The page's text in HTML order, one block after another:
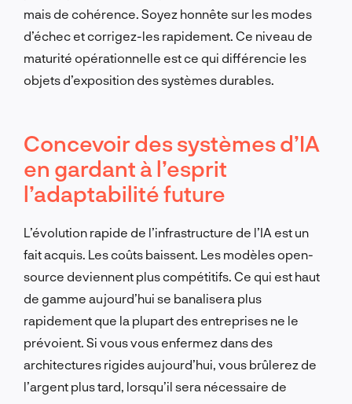
mais de cohérence. Soyez honnête sur les modes
d’échec et corrigez-les rapidement. Ce niveau de
maturité opérationnelle est ce qui différencie les
objets d’exposition des systèmes durables.
Concevoir des systèmes d’IA
en gardant à l’esprit
l’adaptabilité future
L’évolution rapide de l’infrastructure de l’IA est un
fait acquis. Les coûts baissent. Les modèles open-
source deviennent plus compétitifs. Ce qui est haut
de gamme aujourd’hui se banalisera plus
rapidement que la plupart des entreprises ne le
prévoient. Si vous vous enfermez dans des
architectures rigides aujourd’hui, vous brûlerez de
l’argent plus tard, lorsqu’il sera nécessaire de